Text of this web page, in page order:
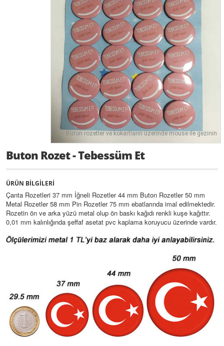
Buton rozetler ve kokartların üzerinde mouse ile gezinin
Buton Rozet - Tebessüm Et
ÜRÜN BİLGİLERİ
Çanta Rozetleri 37 mm İğneli Rozetler 44 mm Buton Rozetler 50 mm
Metal Rozetler 58 mm Pin Rozetler 75 mm ebatlarında imal edilmektedir.
Rozetin ön ve arka yüzü metal olup ön baskı kağıdı renkli kuşe kağıttır.
0,01 mm kalınlığında şeffaf asetat pvc kaplama koruyucu üzerinde vardır.